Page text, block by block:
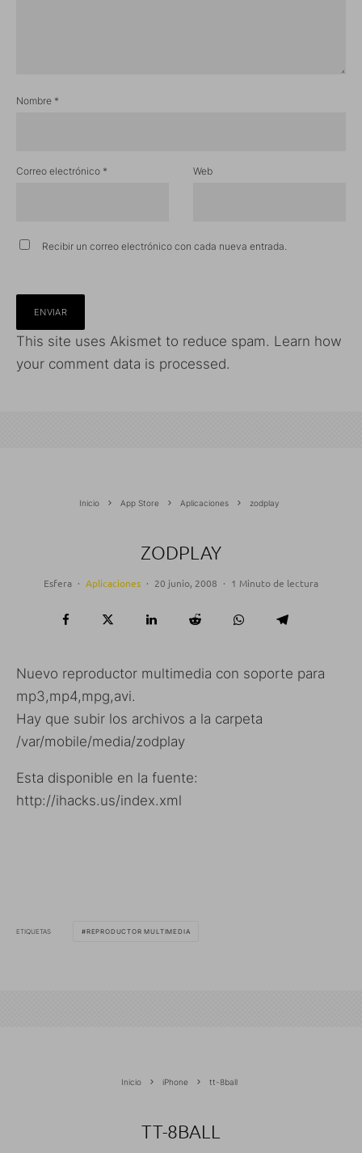
Nombre *
Correo electrónico * Web
Recibir un correo electrónico con cada nueva entrada.
This site uses Akismet to reduce spam. Learn how
your comment data is processed.
Inicio App Store Aplicaciones zodplay
ZODPLAY
Esfera · Aplicaciones · 20 junio, 2008 · 1 Minuto de lectura
Nuevo reproductor multimedia con soporte para
mp3,mp4,mpg,avi.
Hay que subir los archivos a la carpeta
/var/mobile/media/zodplay
Esta disponible en la fuente:
http://ihacks.us/index.xml
ETIQUETAS REPRODUCTOR MULTIMEDIA
Inicio iPhone tt-8ball
TT-8BALL